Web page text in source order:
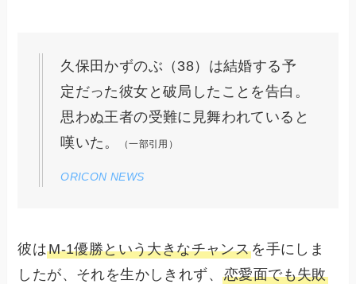
久保田かずのぶ（38）は結婚する予
定だった彼女と破局したことを告白。
思わぬ王者の受難に見舞われていると
嘆いた。
（一部引用）
ORICON NEWS
彼はM-1優勝という大きなチャンスを手にしま
したが、それを生かしきれず、恋愛面でも失敗